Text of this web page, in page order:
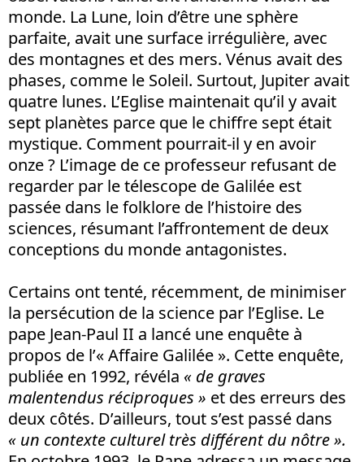
monde. La Lune, loin d’être une sphère
parfaite, avait une surface irrégulière, avec
des montagnes et des mers. Vénus avait des
phases, comme le Soleil. Surtout, Jupiter avait
quatre lunes. L’Eglise maintenait qu’il y avait
sept planètes parce que le chiffre sept était
mystique. Comment pourrait-il y en avoir
onze ? L’image de ce professeur refusant de
regarder par le télescope de Galilée est
passée dans le folklore de l’histoire des
sciences, résumant l’affrontement de deux
conceptions du monde antagonistes.
Certains ont tenté, récemment, de minimiser
la persécution de la science par l’Eglise. Le
pape Jean-Paul II a lancé une enquête à
propos de l’« Affaire Galilée ». Cette enquête,
publiée en 1992, révéla « de graves
malentendus réciproques » et des erreurs des
deux côtés. D’ailleurs, tout s’est passé dans
« un contexte culturel très différent du nôtre ».